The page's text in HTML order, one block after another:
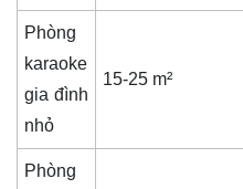
Phòng
karaoke
gia đình
nhỏ
15-25 m²
Phòng